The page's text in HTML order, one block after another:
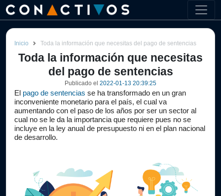
Inicio Toda la información que necesitas del pago de sentencias
Toda la información que necesitas
del pago de sentencias
Publicado el 2022-01-13 20:39:25
El pago de sentencias se ha transformado en un gran
inconveniente monetario para el país, el cual va
aumentando con el paso de los años por ser un sector al
cual no se le da la importancia que requiere pues no se
incluye en la ley anual de presupuesto ni en el plan nacional
de desarrollo.